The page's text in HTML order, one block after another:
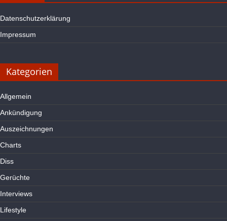
Datenschutzerklärung
Impressum
Kategorien
Allgemein
Ankündigung
Auszeichnungen
Charts
Diss
Gerüchte
Interviews
Lifestyle